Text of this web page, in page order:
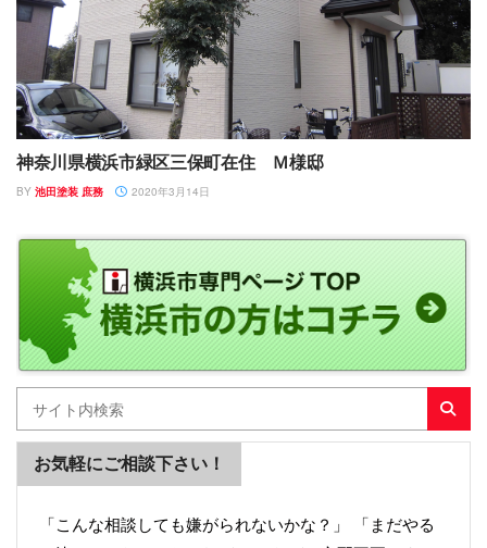
神奈川県横浜市緑区三保町在住 Ｍ様邸
BY 池田塗装 庶務 2020年3月14日
お気軽にご相談下さい！
「こんな相談しても嫌がられないかな？」 「まだやる